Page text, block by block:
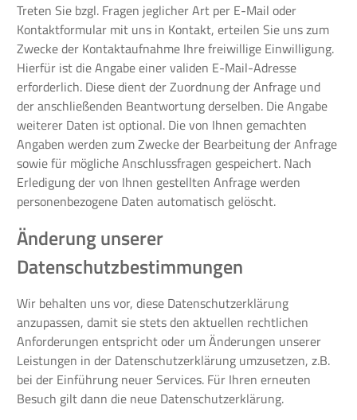
Treten Sie bzgl. Fragen jeglicher Art per E-Mail oder
Kontaktformular mit uns in Kontakt, erteilen Sie uns zum
Zwecke der Kontaktaufnahme Ihre freiwillige Einwilligung.
Hierfür ist die Angabe einer validen E-Mail-Adresse
erforderlich. Diese dient der Zuordnung der Anfrage und
der anschließenden Beantwortung derselben. Die Angabe
weiterer Daten ist optional. Die von Ihnen gemachten
Angaben werden zum Zwecke der Bearbeitung der Anfrage
sowie für mögliche Anschlussfragen gespeichert. Nach
Erledigung der von Ihnen gestellten Anfrage werden
personenbezogene Daten automatisch gelöscht.
Änderung unserer
Datenschutzbestimmungen
Wir behalten uns vor, diese Datenschutzerklärung
anzupassen, damit sie stets den aktuellen rechtlichen
Anforderungen entspricht oder um Änderungen unserer
Leistungen in der Datenschutzerklärung umzusetzen, z.B.
bei der Einführung neuer Services. Für Ihren erneuten
Besuch gilt dann die neue Datenschutzerklärung.